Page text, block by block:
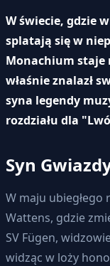
W świecie, gdzie
splatają się w
Monachium staje
właśnie znalazł
syna legendy
rozdziału dla
Syn
W maju
Wattens, gdzie
SV Fügen,
widząc w loży